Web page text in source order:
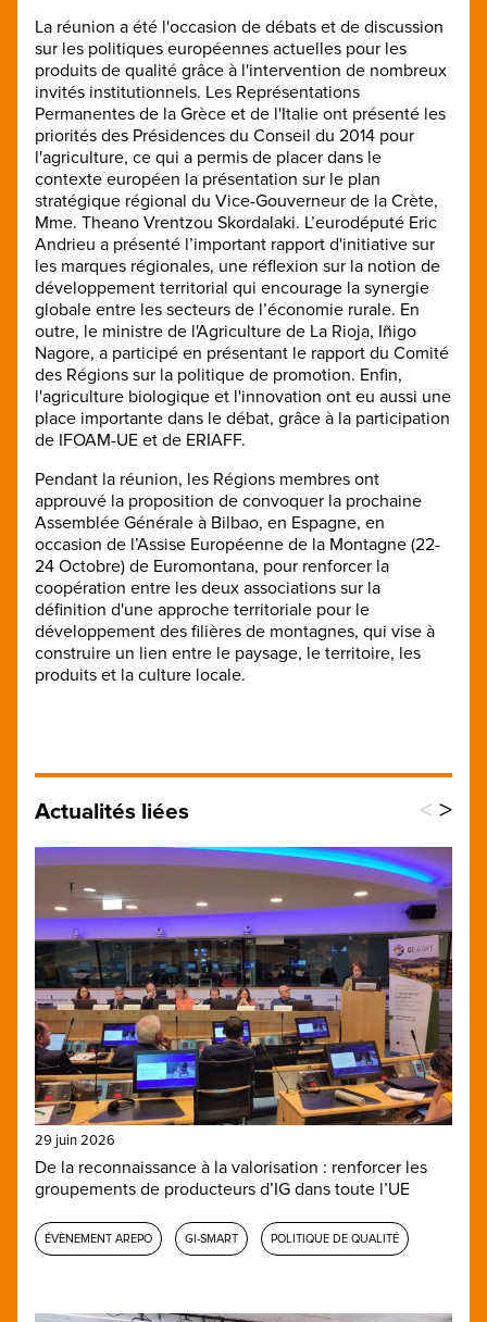
La réunion a été l'occasion de débats et de discussion
sur les politiques européennes actuelles pour les
produits de qualité grâce à l'intervention de nombreux
invités institutionnels. Les Représentations
Permanentes de la Grèce et de l'Italie ont présenté les
priorités des Présidences du Conseil du 2014 pour
l'agriculture, ce qui a permis de placer dans le
contexte européen la présentation sur le plan
stratégique régional du Vice-Gouverneur de la Crète,
Mme. Theano Vrentzou Skordalaki. L’eurodéputé Eric
Andrieu a présenté l’important rapport d'initiative sur
les marques régionales, une réflexion sur la notion de
développement territorial qui encourage la synergie
globale entre les secteurs de l’économie rurale. En
outre, le ministre de l'Agriculture de La Rioja, Iñigo
Nagore, a participé en présentant le rapport du Comité
des Régions sur la politique de promotion. Enfin,
l'agriculture biologique et l'innovation ont eu aussi une
place importante dans le débat, grâce à la participation
de IFOAM-UE et de ERIAFF.
Pendant la réunion, les Régions membres ont
approuvé la proposition de convoquer la prochaine
Assemblée Générale à Bilbao, en Espagne, en
occasion de l’Assise Européenne de la Montagne (22-
24 Octobre) de Euromontana, pour renforcer la
coopération entre les deux associations sur la
définition d'une approche territoriale pour le
développement des filières de montagnes, qui vise à
construire un lien entre le paysage, le territoire, les
produits et la culture locale.
Actualités liées < >
29 juin 2026
De la reconnaissance à la valorisation : renforcer les
groupements de producteurs d’IG dans toute l’UE
ÉVÈNEMENT AREPO GI-SMART POLITIQUE DE QUALITÉ